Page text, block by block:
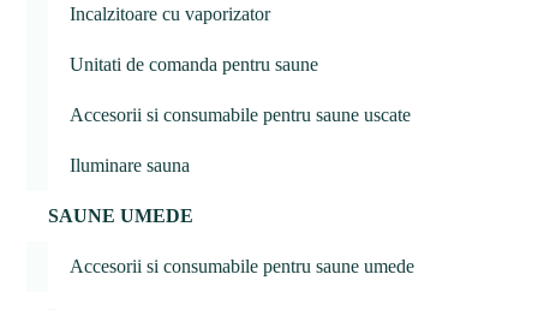
Incalzitoare cu vaporizator
Unitati de comanda pentru saune
Accesorii si consumabile pentru saune uscate
Iluminare sauna
SAUNE UMEDE
Accesorii si consumabile pentru saune umede